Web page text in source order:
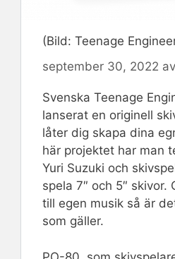
(Bild: Teenage
september 30, 2022 av
Svenska Teenage
lanserat en originell
låter dig skapa dina
här projektet har man
Yuri Suzuki och
spela 7″ och 5″ skivor.
till egen musik så är
som gäller.